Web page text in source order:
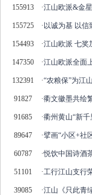
155913 ·江山欧派&金
155725 · 以诚为基 以
154493 ·江山欧派 七奖
147350 ·江山欧派全面
132391 ·“农粮保”为江
91827 ·衢文徽墨共绘
91685 ·衢州黄山“新
89647 ·擘画“小区+社
60787 ·悦饮中国诗酒
51101 ·工行江山支行
39085 ·江山《只此青